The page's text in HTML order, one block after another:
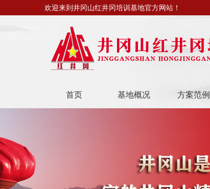
欢迎来到井冈山红井冈培训基地官方网站！
首页 基地概况 方案范例